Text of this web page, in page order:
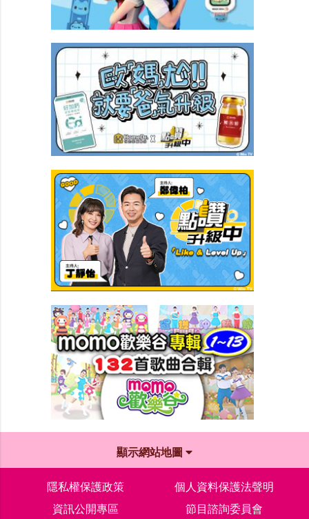
顯示網站地圖
隱私權保護政策
個人資料保護法聲明
資訊公開專區
節目諮詢委員會